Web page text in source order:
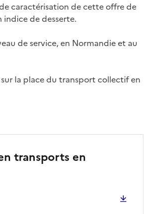
caractérisation de cette offre de
de desserte.
de service, en Normandie et au
la place du transport collectif en
transports en